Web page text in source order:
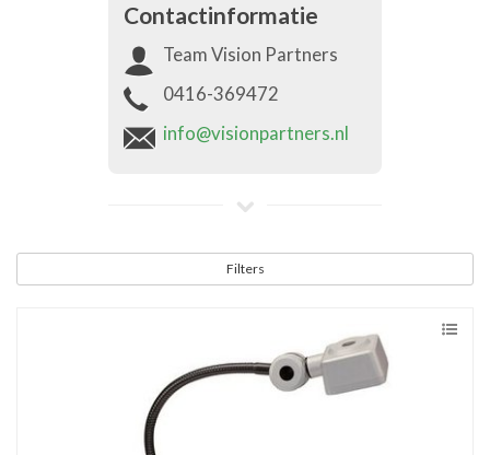
Contactinformatie
Team Vision Partners
0416-369472
info@visionpartners.nl
Filters